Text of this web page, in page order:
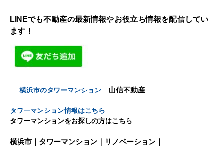
LINEでも不動産の最新情報やお役立ち情報を配信してい
ます！
- 横浜市のタワーマンション 山信不動産 -
タワーマンション情報はこちら
タワーマンションをお探しの方はこちら
横浜市｜タワーマンション｜リノベーション｜